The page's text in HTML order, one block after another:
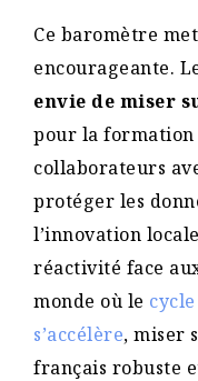
Ce baromètre
encourageante.
envie de miser
pour la formation
collaborateurs
protéger les
l’innovation
réactivité face
monde où le
s’accélère, miser
français robuste